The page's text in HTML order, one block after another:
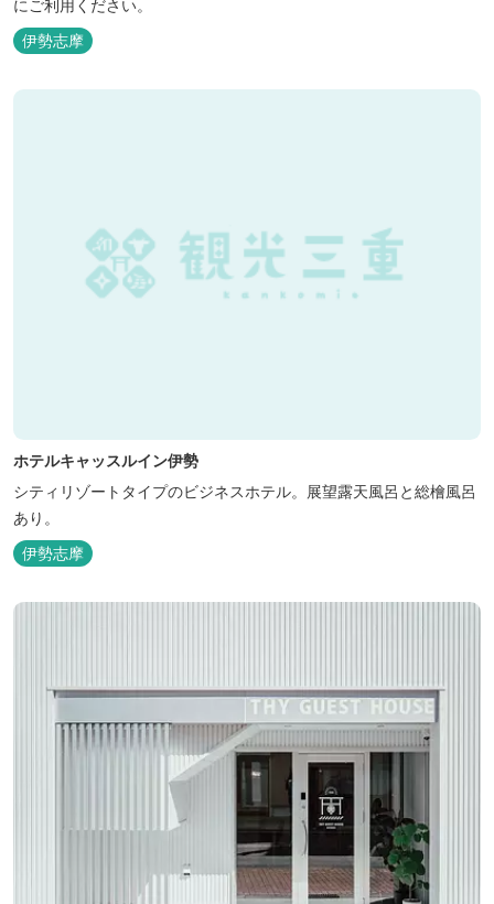
にご利用ください。
伊勢志摩
ホテルキャッスルイン伊勢
シティリゾートタイプのビジネスホテル。展望露天風呂と総檜風呂
あり。
伊勢志摩